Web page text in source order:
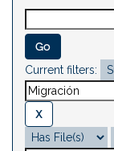
Current filters: